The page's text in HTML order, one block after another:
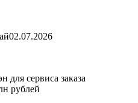
02.07.2026
сервиса заказа
рублей